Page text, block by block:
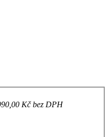
Kč bez DPH